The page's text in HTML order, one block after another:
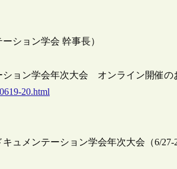
ション学会 幹事長）
ョン学会年次大会 オンライン開催の
20.html
ュメンテーション学会年次大会（6/27-